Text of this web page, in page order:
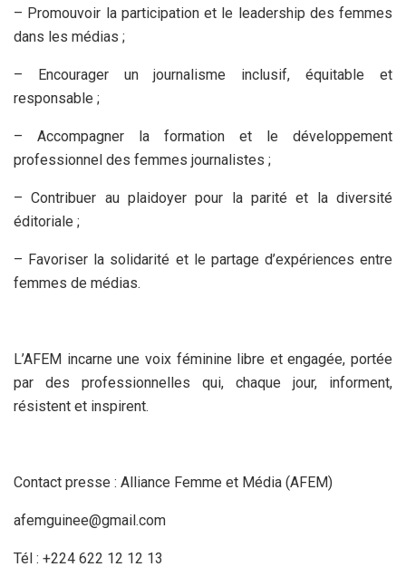
– Promouvoir la participation et le leadership des femmes
dans les médias ;
– Encourager un journalisme inclusif, équitable et
responsable ;
– Accompagner la formation et le développement
professionnel des femmes journalistes ;
– Contribuer au plaidoyer pour la parité et la diversité
éditoriale ;
– Favoriser la solidarité et le partage d’expériences entre
femmes de médias.
L’AFEM incarne une voix féminine libre et engagée, portée
par des professionnelles qui, chaque jour, informent,
résistent et inspirent.
Contact presse : Alliance Femme et Média (AFEM)
afemguinee@gmail.com
Tél : +224 622 12 12 13